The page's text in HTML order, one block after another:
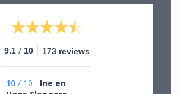
9.1 / 10 173 reviews
10 / 10
Ine en